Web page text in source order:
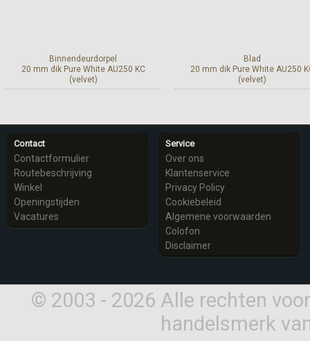
Binnendeurdorpel
20 mm dik Pure White AU250 KC
(velvet)
Blad
20 mm dik Pure White AU250
(velvet)
Contact
Contactformulier
Routebeschrijving
Winkel
Openingstijden
Vacatures
Service
Over ons
Klantenservice
Privacy Policy
Cookiebeleid
Algemene voorwaarden
Colofon
Disclaimer
© 2003 - 2026 Alle rechten
handelsmerk